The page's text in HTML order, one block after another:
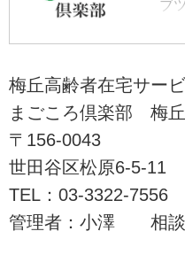
ブ
高
て
い
ブ
を
梅丘高齢者在宅サー
まごころ倶楽部 梅丘
〒156-0043
世田谷区松原6-5-11
TEL：03-3322-7556
管理者：小澤 相談